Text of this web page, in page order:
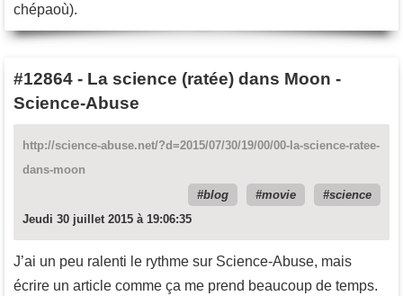
chépaoù).
#12864 - La science (ratée) dans Moon -
Science-Abuse
http://science-abuse.net/?d=2015/07/30/19/00/00-la-science-ratee-
dans-moon
blog
movie
science
Jeudi 30 juillet 2015 à 19:06:35
J’ai un peu ralenti le rythme sur Science-Abuse, mais
écrire un article comme ça me prend beaucoup de temps.